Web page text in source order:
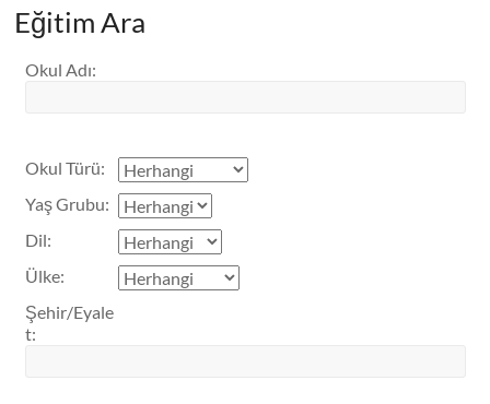
Eğitim Ara
Okul Adı:
Okul Türü:
Yaş Grubu:
Dil:
Ülke:
Şehir/Eyale
t: